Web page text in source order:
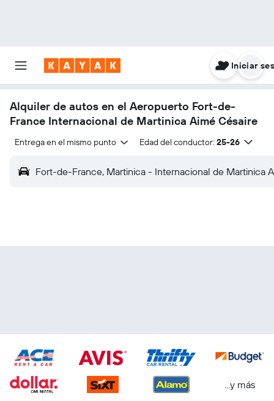
Iniciar
Alquiler de autos en el Aeropuerto Fort-de-
France Internacional de Martinica Aimé Césaire
Entrega en el mismo punto Edad del conductor: 25-26
Fort-de-France, Martinica - Internacional de Martinica
...y más